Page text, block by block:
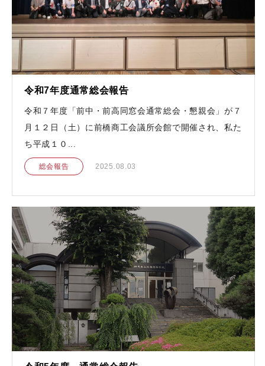
令和7年度通常総会報告
令和７年度「前中・前高同窓会通常総会・懇親会」が７
月１２日（土）に前橋商工会議所会館で開催され、私た
ち平成１０...
総会報告 2025.08.03